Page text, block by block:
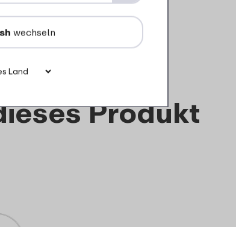
Produkt
wechseln